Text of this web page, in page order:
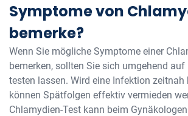
Symptome von
bemerke?
Wenn Sie mögliche Symptome einer
bemerken, sollten Sie sich umgehend auf
testen lassen. Wird eine Infektion zeitnah
können Spätfolgen effektiv vermieden
Chlamydien-Test kann beim